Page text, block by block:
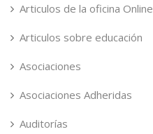
Articulos de la oficina Online
Articulos sobre educación
Asociaciones
Asociaciones Adheridas
Auditorías